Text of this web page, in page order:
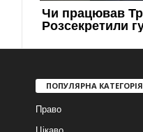
ПОПУЛЯРНА КАТЕГОРІЯ
Право